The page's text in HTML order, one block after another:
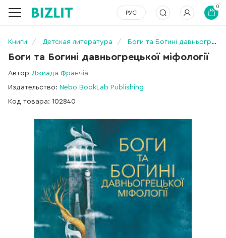
РУС
0
Книги Детская литература Боги та Богині давньогрецької міфології
Боги та Богині давньогрецької міфології
Автор Джиада Франчіа
Издательство: Nebo BookLab Publishing
Код товара: 102840